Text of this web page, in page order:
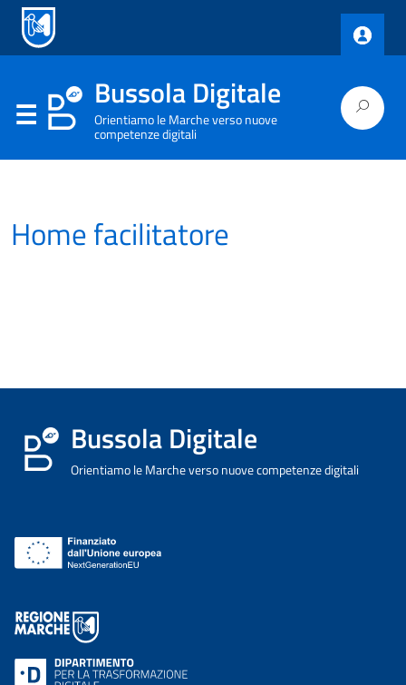
Bussola Digitale
Orientiamo le Marche verso nuove
competenze digitali
Home facilitatore
Bussola Digitale
Orientiamo le Marche verso nuove competenze digitali